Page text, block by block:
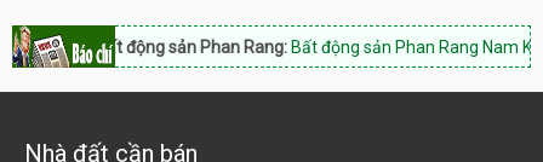
động sản Phan Rang:Bất động sản Phan Rang Nam Khánh Hòa,
Nhà đất cần bán